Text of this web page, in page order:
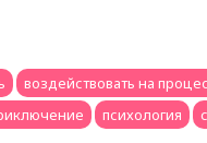
воздействовать на
психология